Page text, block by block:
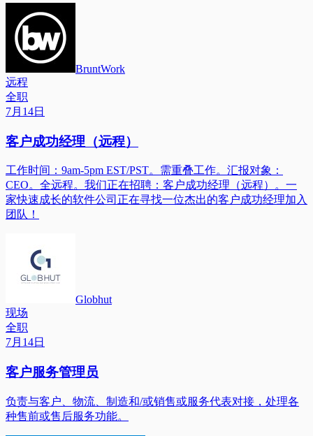
BruntWork
远程
全职
7月14日
客户成功经理（远程）
工作时间：9am-5pm EST/PST。需重叠工作。汇报对象：
CEO。全远程。我们正在招聘：客户成功经理（远程）。一
家快速成长的软件公司正在寻找一位杰出的客户成功经理加入
团队！
Globhut
现场
全职
7月14日
客户服务管理员
负责与客户、物流、制造和/或销售或服务代表对接，处理各
种售前或售后服务功能。